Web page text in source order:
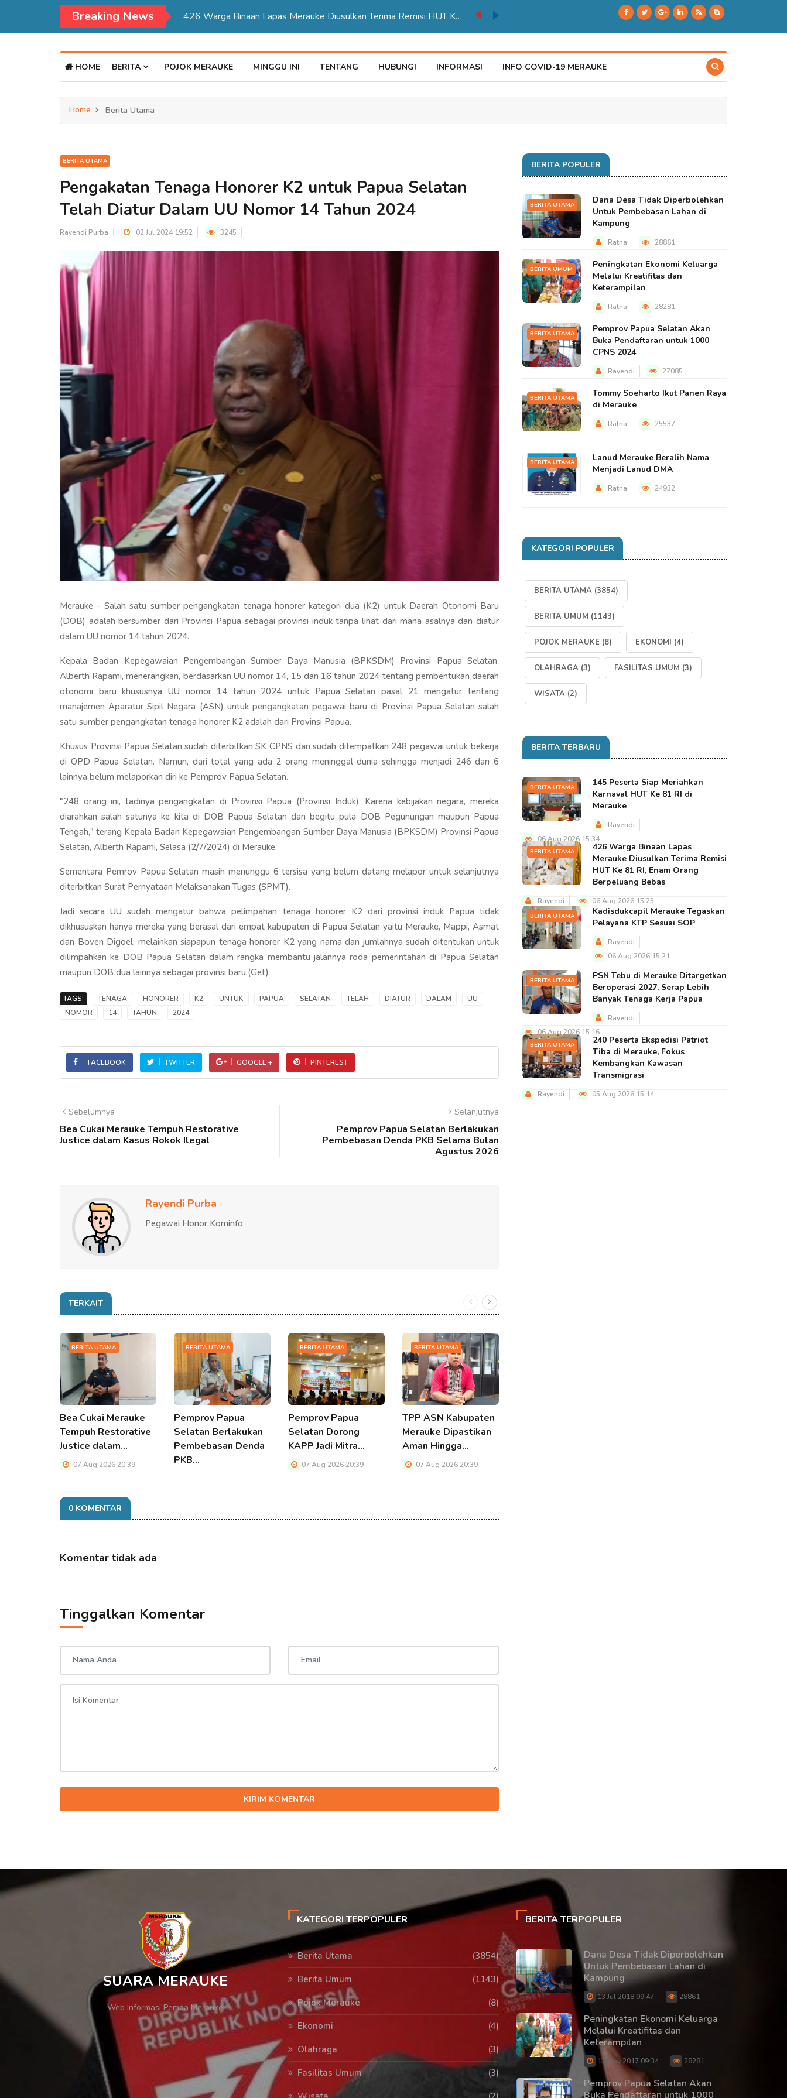
Breaking News Kadisdukcapil Merauke Tegaskan Pelayana KTP Sesuai SOP
HOME BERITA POJOK MERAUKE MINGGU INI TENTANG HUBUNGI INFORMASI INFO COVID-19 MERAUKE
Home Berita Utama
BERITA UTAMA
Pengakatan Tenaga Honorer K2 untuk Papua Selatan
Telah Diatur Dalam UU Nomor 14 Tahun 2024
Rayendi Purba 02 Jul 2024 19:52 3245
Merauke - Salah satu sumber pengangkatan tenaga honorer kategori dua (K2) untuk Daerah Otonomi Baru
(DOB) adalah bersumber dari Provinsi Papua sebagai provinsi induk tanpa lihat dari mana asalnya dan diatur
dalam UU nomor 14 tahun 2024.
Kepala Badan Kepegawaian Pengembangan Sumber Daya Manusia (BPKSDM) Provinsi Papua Selatan,
Alberth Rapami, menerangkan, berdasarkan UU nomor 14, 15 dan 16 tahun 2024 tentang pembentukan daerah
otonomi baru khususnya UU nomor 14 tahun 2024 untuk Papua Selatan pasal 21 mengatur tentang
manajemen Aparatur Sipil Negara (ASN) untuk pengangkatan pegawai baru di Provinsi Papua Selatan salah
satu sumber pengangkatan tenaga honorer K2 adalah dari Provinsi Papua.
Khusus Provinsi Papua Selatan sudah diterbitkan SK CPNS dan sudah ditempatkan 248 pegawai untuk bekerja
di OPD Papua Selatan. Namun, dari total yang ada 2 orang meninggal dunia sehingga menjadi 246 dan 6
lainnya belum melaporkan diri ke Pemprov Papua Selatan.
"248 orang ini, tadinya pengangkatan di Provinsi Papua (Provinsi Induk). Karena kebijakan negara, mereka
diarahkan salah satunya ke kita di DOB Papua Selatan dan begitu pula DOB Pegunungan maupun Papua
Tengah," terang Kepala Badan Kepegawaian Pengembangan Sumber Daya Manusia (BPKSDM) Provinsi Papua
Selatan, Alberth Rapami, Selasa (2/7/2024) di Merauke.
Sementara Pemrov Papua Selatan masih menunggu 6 tersisa yang belum datang melapor untuk selanjutnya
diterbitkan Surat Pernyataan Melaksanakan Tugas (SPMT).
Jadi secara UU sudah mengatur bahwa pelimpahan tenaga honorer K2 dari provinsi induk Papua tidak
dikhususkan hanya mereka yang berasal dari empat kabupaten di Papua Selatan yaitu Merauke, Mappi, Asmat
dan Boven Digoel, melainkan siapapun tenaga honorer K2 yang nama dan jumlahnya sudah ditentukan untuk
dilimpahkan ke DOB Papua Selatan dalam rangka membantu jalannya roda pemerintahan di Papua Selatan
maupun DOB dua lainnya sebagai provinsi baru.(Get)
TAGS: TENAGA HONORER K2 UNTUK PAPUA SELATAN TELAH DIATUR DALAM
UU
NOMOR
14 TAHUN 2024
FACEBOOK TWITTER GOOGLE + PINTEREST
Sebelumnya
Bea Cukai Merauke Tempuh Restorative
Justice dalam Kasus Rokok Ilegal
Selanjutnya
Pemprov Papua Selatan Berlakukan
Pembebasan Denda PKB Selama Bulan
Agustus 2026
Rayendi Purba
Pegawai Honor Kominfo
TERKAIT
BERITA UTAMA
Bea Cukai Merauke
Tempuh Restorative
Justice dalam…
07 Aug 2026 20:39
BERITA UTAMA
Pemprov Papua
Selatan Berlakukan
Pembebasan Denda
PKB…
BERITA UTAMA
Pemprov Papua
Selatan Dorong
KAPP Jadi Mitra…
07 Aug 2026 20:39
BERITA UTAMA
TPP ASN Kabupaten
Merauke Dipastikan
Aman Hingga…
07 Aug 2026 20:39
0 KOMENTAR
Komentar tidak ada
Tinggalkan Komentar
KIRIM KOMENTAR
BERITA POPULER
BERITA UTAMA
Dana Desa Tidak Diperbolehkan
Untuk Pembebasan Lahan di
Kampung
Ratna 28861
BERITA UMUM
Peningkatan Ekonomi Keluarga
Melalui Kreatifitas dan
Keterampilan
Ratna 28281
BERITA UTAMA
Pemprov Papua Selatan Akan
Buka Pendaftaran untuk 1000
CPNS 2024
Rayendi 27085
BERITA UTAMA
Tommy Soeharto Ikut Panen Raya
di Merauke
Ratna 25537
BERITA UTAMA
Lanud Merauke Beralih Nama
Menjadi Lanud DMA
Ratna 24932
KATEGORI POPULER
BERITA UTAMA (3854)
BERITA UMUM (1143)
POJOK MERAUKE (8) EKONOMI (4)
OLAHRAGA (3) FASILITAS UMUM (3)
WISATA (2)
BERITA TERBARU
BERITA UTAMA
145 Peserta Siap Meriahkan
Karnaval HUT Ke 81 RI di
Merauke
Rayendi
06 Aug 2026 15:34
BERITA UTAMA
426 Warga Binaan Lapas
Merauke Diusulkan Terima Remisi
HUT Ke 81 RI, Enam Orang
Berpeluang Bebas
Rayendi 06 Aug 2026 15:23
BERITA UTAMA
Kadisdukcapil Merauke Tegaskan
Pelayana KTP Sesuai SOP
Rayendi
06 Aug 2026 15:21
BERITA UTAMA
PSN Tebu di Merauke Ditargetkan
Beroperasi 2027, Serap Lebih
Banyak Tenaga Kerja Papua
Rayendi
06 Aug 2026 15:16
BERITA UTAMA
240 Peserta Ekspedisi Patriot
Tiba di Merauke, Fokus
Kembangkan Kawasan
Transmigrasi
Rayendi 05 Aug 2026 15:14
SUARA MERAUKE
Web Informasi Pemda Merauke
KATEGORI TERPOPULER
Berita Utama
(3854)
Berita Umum
(1143)
Pojok Merauke
(8)
Ekonomi
(4)
Olahraga
(3)
Fasilitas Umum
(3)
BERITA TERPOPULER
Dana Desa Tidak Diperbolehkan
Untuk Pembebasan Lahan di
Kampung
13 Jul 2018 09:47 28861
Peningkatan Ekonomi Keluarga
Melalui Kreatifitas dan
Keterampilan
13 Nov 2017 09:34 28281
Pemprov Papua Selatan Akan
Buka Pendaftaran untuk 1000